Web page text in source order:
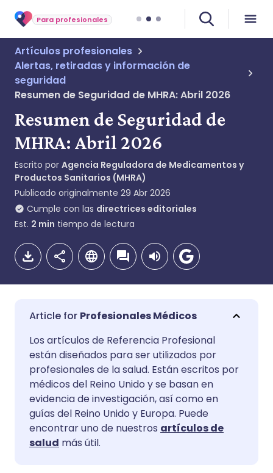
Para profesionales
Artículos profesionales
Alertas, retiradas y información de
seguridad
Resumen de Seguridad de MHRA: Abril 2026
Resumen de Seguridad de
MHRA: Abril 2026
Escrito por Agencia Reguladora de Medicamentos y
Productos Sanitarios (MHRA)
Publicado originalmente 29 Abr 2026
Cumple con las directrices editoriales
Est. 2 min tiempo de lectura
Compartir por correo
electrónico
Compartir en Facebook
Compartir en LinkedIn
🇬🇧 English 🇩🇪 Deutsch
🇪🇸 Español 🇫🇷 Français
🇮🇹 Italiano 🇵🇹
🇮🇳 हिन्दी
Profesionales Médicos
Los artículos de Referencia Profesional
están diseñados para ser utilizados por
profesionales de la salud. Están escritos por
médicos del Reino Unido y se basan en
evidencia de investigación, así como en
guías del Reino Unido y Europa. Puede
encontrar uno de nuestros artículos de
salud más útil.